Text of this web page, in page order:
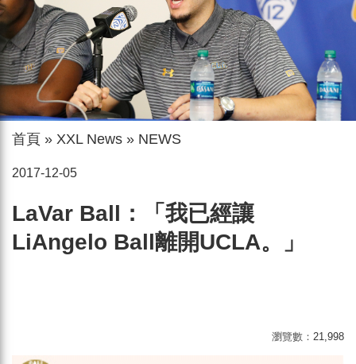
首頁 » XXL News » NEWS
2017-12-05
LaVar Ball：「我已經讓
LiAngelo Ball離開UCLA。」
瀏覽數： 21,998